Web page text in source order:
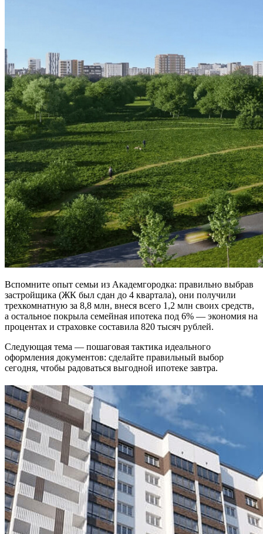
Вспомните опыт семьи из Академгородка: правильно выбрав
застройщика (ЖК был сдан до 4 квартала), они получили
трехкомнатную за 8,8 млн, внеся всего 1,2 млн своих средств,
а остальное покрыла семейная ипотека под 6% — экономия на
процентах и страховке составила 820 тысяч рублей.
Следующая тема — пошаговая тактика идеального
оформления документов: сделайте правильный выбор
сегодня, чтобы радоваться выгодной ипотеке завтра.